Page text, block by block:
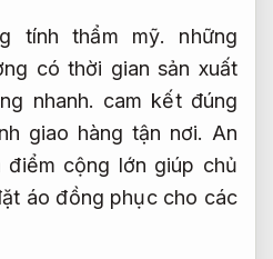
tính thẩm mỹ.
những
có thời gian sản xuất
nhanh. cam kết đúng
giao hàng tận nơi. An
điểm cộng lớn giúp chủ
áo đồng phục cho các